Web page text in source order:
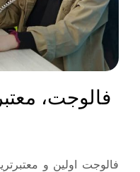
فالوجت،
فالوجت اولین و